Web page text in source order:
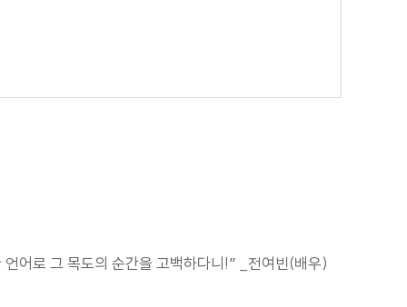
어로 그 목도의 순간을 고백하다니!” _전여빈(배우)